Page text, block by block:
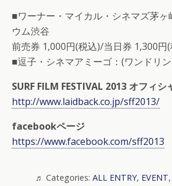
■ワーナー・マイカル・シネマズ茅ヶ
ウム渋谷
前売券 1,000円(税込)/当日券 1,300円
■逗子・シネマアミーゴ：(ワンドリ
SURF FILM FESTIVAL 2013 オフィシ
http://www.laidback.co.jp/sff2013/
facebookページ
https://www.facebook.com/sff2013
Categories: ALL ENTRY, EVENT,